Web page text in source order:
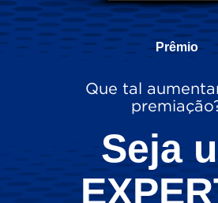
Prêmio
Que tal
Seja